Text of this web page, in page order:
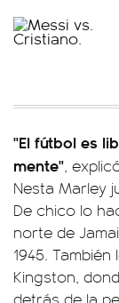
"El fútbol es
mente",
Nesta Marley
De chico lo
norte de
1945.
Kingston,
detrás de la